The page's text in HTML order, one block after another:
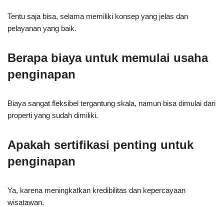
Tentu saja bisa, selama memiliki konsep yang jelas dan
pelayanan yang baik.
Berapa biaya untuk memulai usaha
penginapan
Biaya sangat fleksibel tergantung skala, namun bisa dimulai dari
properti yang sudah dimiliki.
Apakah sertifikasi penting untuk
penginapan
Ya, karena meningkatkan kredibilitas dan kepercayaan
wisatawan.